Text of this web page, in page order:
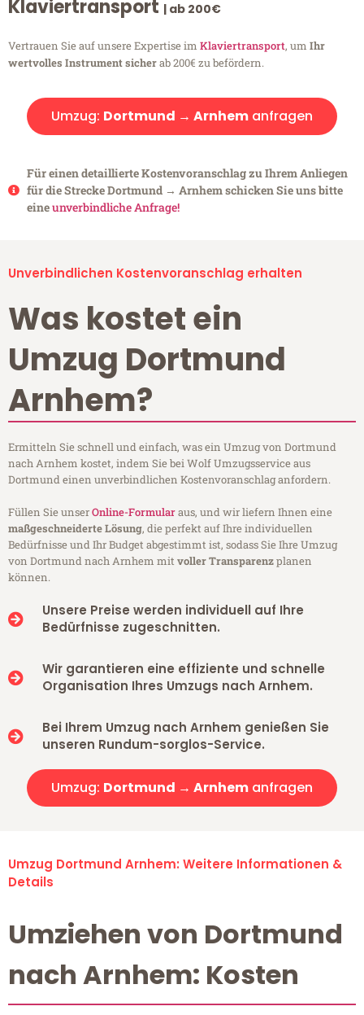
Klaviertransport | ab 200€
Vertrauen Sie auf unsere Expertise im Klaviertransport, um Ihr
wertvolles Instrument sicherab 200€ zu befördern.
Umzug: Dortmund → Arnhem anfragen
Für einen detaillierte Kostenvoranschlag zu Ihrem Anliegen
für die Strecke Dortmund → Arnhem schicken Sie uns bitte
eineunverbindliche Anfrage!
Unverbindlichen Kostenvoranschlag erhalten
Was kostet ein
Umzug Dortmund
Arnhem?
Ermitteln Sie schnell und einfach, was ein Umzug von Dortmund
nach Arnhem kostet, indem Sie bei Wolf Umzugsservice aus
Dortmund einen unverbindlichen Kostenvoranschlag anfordern.
Füllen Sie unserOnline-Formularaus, und wir liefern Ihnen eine
maßgeschneiderte Lösung, die perfekt auf Ihre individuellen
Bedürfnisse und Ihr Budget abgestimmt ist, sodass Sie Ihre Umzug
von Dortmund nach Arnhem mitvoller Transparenzplanen
können.
Unsere Preise werden individuell auf Ihre
Bedürfnisse zugeschnitten.
Wir garantieren eine effiziente und schnelle
Organisation Ihres Umzugs nach Arnhem.
Bei Ihrem Umzug nach Arnhem genießen Sie
unseren Rundum-sorglos-Service.
Umzug: Dortmund → Arnhem anfragen
Umzug Dortmund Arnhem: Weitere Informationen &
Details
Umziehen von Dortmund
nach Arnhem: Kosten